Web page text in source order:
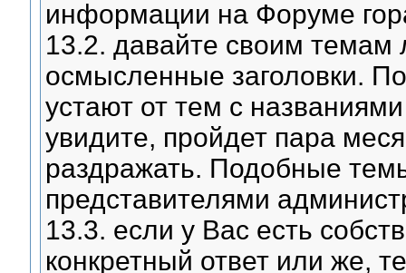
информации на Форуме
13.2. давайте своим темам
осмысленные заголовки.
устают от тем с
увидите, пройдет пара
раздражать. Подобные
представителями
13.3. если у Вас есть
конкретный ответ или же,